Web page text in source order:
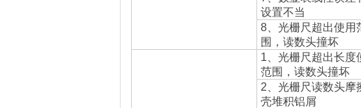
设置不当
8 、光栅尺超出使用
围，读数头撞坏
1 、光栅尺超出长度
范围，读数头撞坏
2 、光栅尺读数头摩
壳堆积铝屑